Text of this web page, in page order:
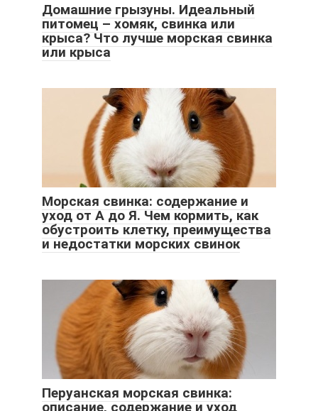
Домашние грызуны. Идеальный
питомец – хомяк, свинка или
крыса? Что лучше морская свинка
или крыса
Морская свинка: содержание и
уход от А до Я. Чем кормить, как
обустроить клетку, преимущества
и недостатки морских свинок
Перуанская морская свинка:
описание, содержание и уход